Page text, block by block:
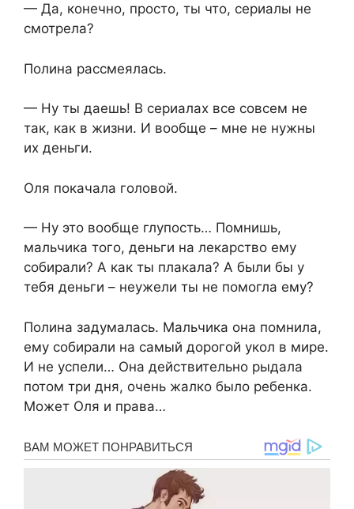
— Да, конечно, просто, ты что, сериалы не
смотрела?
Полина рассмеялась.
— Ну ты даешь! В сериалах все совсем не
так, как в жизни. И вообще – мне не нужны
их деньги.
Оля покачала головой.
— Ну это вообще глупость… Помнишь,
мальчика того, деньги на лекарство ему
собирали? А как ты плакала? А были бы у
тебя деньги – неужели ты не помогла ему?
Полина задумалась. Мальчика она помнила,
ему собирали на самый дорогой укол в мире.
И не успели… Она действительно рыдала
потом три дня, очень жалко было ребенка.
Может Оля и права…